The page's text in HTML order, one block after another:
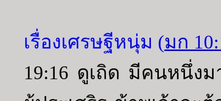
เรื่องเศรษฐีหนุ่ม (มก
19:16 ดูเถิด มีคนหนึ่ง